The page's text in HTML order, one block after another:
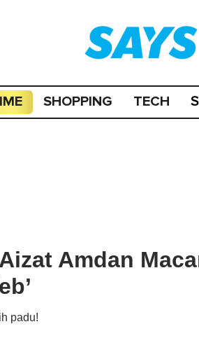
SHOPPING TECH
Amdan
padu!